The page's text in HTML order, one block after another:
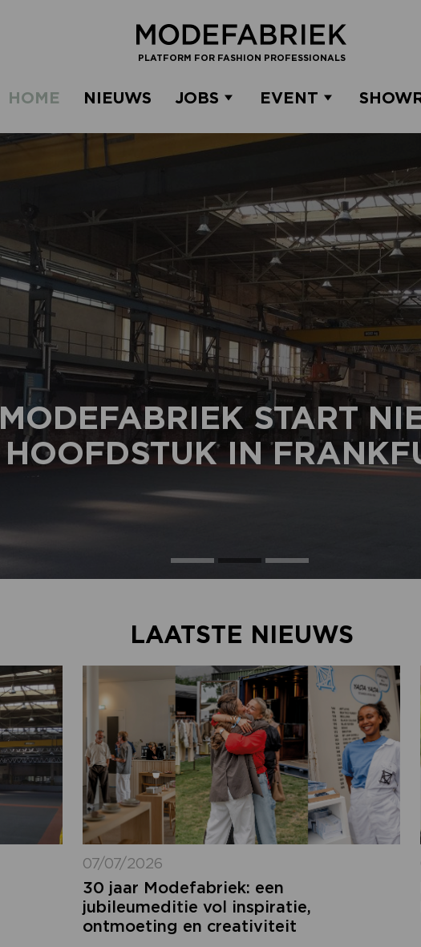
PLATFORM FOR FASHION PROFESSIONALS
HOME NIEUWS JOBS EVENT
MODEFABRIEK START
HOOFDSTUK IN
LAATSTE NIEUWS
07/07/2026
30 jaar Modefabriek: een
jubileumeditie vol inspiratie,
ontmoeting en creativiteit